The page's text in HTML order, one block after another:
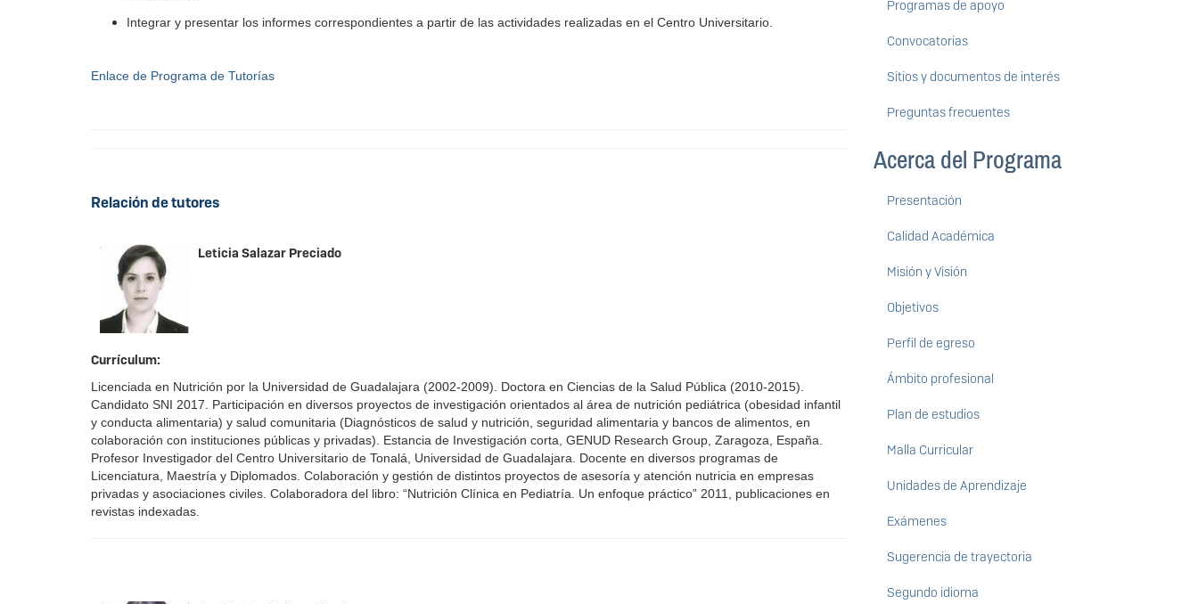
Integrar y presentar los informes correspondientes a partir de las actividades realizadas en el Centro Universitario.
Enlace de Programa de Tutorías
Relación de tutores
Leticia Salazar Preciado
Currículum:
Licenciada en Nutrición por la Universidad de Guadalajara (2002-2009). Doctora en Ciencias de la Salud Pública (2010-2015).
Candidato SNI 2017. Participación en diversos proyectos de investigación orientados al área de nutrición pediátrica (obesidad infantil
y conducta alimentaria) y salud comunitaria (Diagnósticos de salud y nutrición, seguridad alimentaria y bancos de alimentos, en
colaboración con instituciones públicas y privadas). Estancia de Investigación corta, GENUD Research Group, Zaragoza, España.
Profesor Investigador del Centro Universitario de Tonalá, Universidad de Guadalajara. Docente en diversos programas de
Licenciatura, Maestría y Diplomados. Colaboración y gestión de distintos proyectos de asesoría y atención nutricia en empresas
privadas y asociaciones civiles. Colaboradora del libro: “Nutrición Clínica en Pediatría. Un enfoque práctico” 2011, publicaciones en
revistas indexadas.
Programas de apoyo
Convocatorias
Sitios y documentos de interés
Preguntas frecuentes
Acerca del Programa
Presentación
Calidad Académica
Misión y Visión
Objetivos
Perfil de egreso
Ámbito profesional
Plan de estudios
Malla Curricular
Unidades de Aprendizaje
Exámenes
Sugerencia de trayectoria
Segundo idioma